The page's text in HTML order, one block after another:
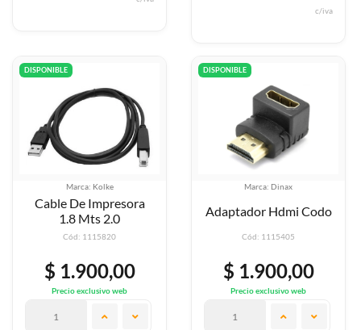
c/iva
DISPONIBLE
Marca: Kolke
Cable De Impresora
1.8 Mts 2.0
Cód: 1115820
$ 1.900,00
Precio exclusivo web
DISPONIBLE
Marca: Dinax
Adaptador Hdmi Codo
Cód: 1115405
$ 1.900,00
Precio exclusivo web